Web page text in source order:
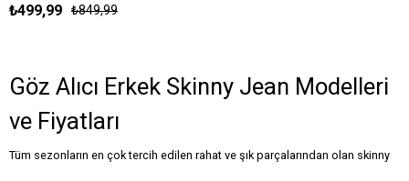
₺499,99 ₺849,99
Göz Alıcı Erkek Skinny Jean Modelleri
ve Fiyatları
Tüm sezonların en çok tercih edilen rahat ve şık parçalarından olan skinny